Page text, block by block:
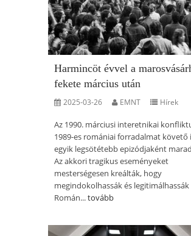
Harmincöt évvel a
fekete március után
2025-03-26 EMNT Hírek
Az 1990. márciusi interetnikai
1989-es romániai forradalmat követő
egyik legsötétebb epizódjaként
Az akkori tragikus eseményeket
mesterségesen kreálták, hogy
megindokolhassák és legitimálhassák
Román...tovább